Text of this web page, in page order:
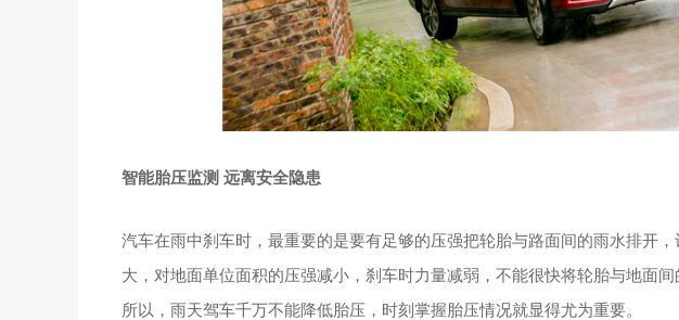
智能胎压监测 远离安全隐患
汽车在雨中刹车时，最重要的是要有足够的压强把轮胎与路面间的雨水排开
大，对地面单位面积的压强减小，刹车时力量减弱，不能很快将轮胎与地面间
所以，雨天驾车千万不能降低胎压，时刻掌握胎压情况就显得尤为重要。